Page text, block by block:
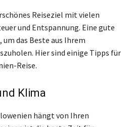
Reiseziel mit vielen
und Entspannung. Eine gute
das Beste aus Ihrem
Hier sind einige Tipps für
Reise.
Klima
hängt von Ihren